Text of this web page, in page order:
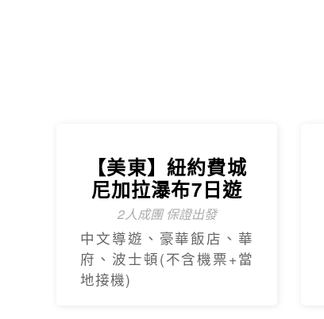
【美東】紐約費城
尼加拉瀑布7日遊
2人成團 保證出發
中文導遊、豪華飯店、華
府、波士頓(不含機票+當
地接機)